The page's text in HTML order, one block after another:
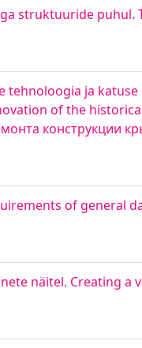
struktuuride puhul.
tehnoloogia ja
of the
конструкции
of general
näitel. Creating a